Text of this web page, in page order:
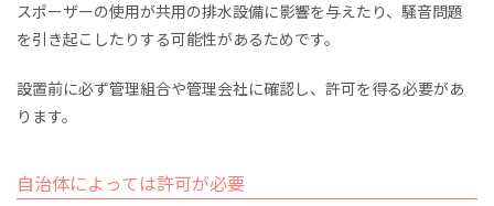
スポーザーの使用が共用の排水設備に影響を与えたり、騒音問題
を引き起こしたりする可能性があるためです。
設置前に必ず管理組合や管理会社に確認し、許可を得る必要があ
ります。
自治体によっては許可が必要